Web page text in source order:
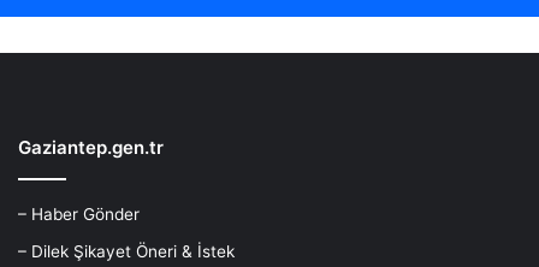
Gaziantep.gen.tr
– Haber Gönder
– Dilek Şikayet Öneri & İstek